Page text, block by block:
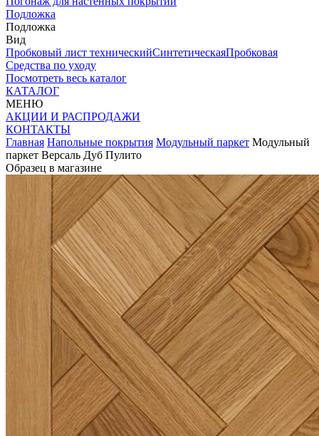
Подложка
Подложка
Вид
Пробковый лист техническийСинтетическаяПробковая
Средства по уходу
Посмотреть весь каталог
КАТАЛОГ
МЕНЮ
АКЦИИ И РАСПРОДАЖИ
КОНТАКТЫ
Главная Напольные покрытия Модульный паркет Модульный
паркет Версаль Дуб Пулито
Образец в магазине